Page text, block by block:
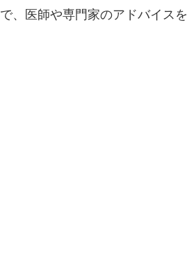
、医師や専門家のアドバイス